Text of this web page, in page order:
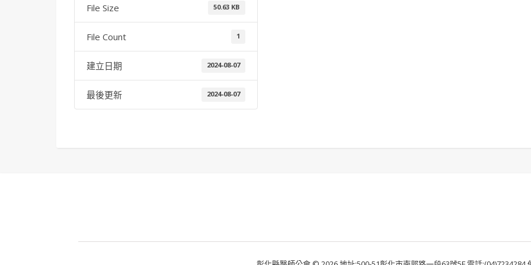
File Size 50.63 KB
File Count 1
建立日期 2024-08-07
最後更新 2024-08-07